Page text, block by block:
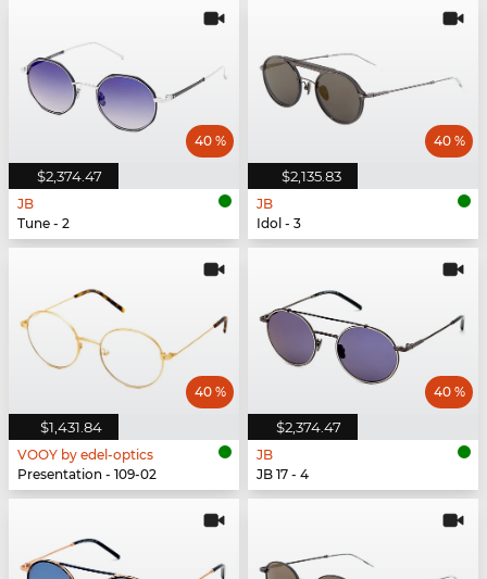
$2,374.47
40 %
JB
Tune - 2
$2,135.83
40 %
JB
Idol - 3
$1,431.84
40 %
VOOY by edel-optics
Presentation - 109-02
$2,374.47
40 %
JB
JB 17 - 4